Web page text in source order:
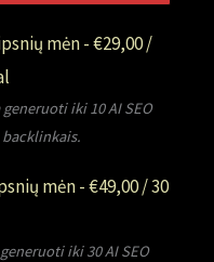
mėn-€29,00/
iki 10 AI SEO
mėn-€49,00/30
iki 30 AI SEO